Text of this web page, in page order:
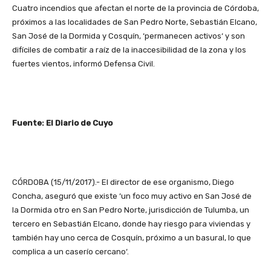
Cuatro incendios que afectan el norte de la provincia de Córdoba,
próximos a las localidades de San Pedro Norte, Sebastián Elcano,
San José de la Dormida y Cosquín, ‘permanecen activos‘ y son
difíciles de combatir a raíz de la inaccesibilidad de la zona y los
fuertes vientos, informó Defensa Civil.
Fuente: El Diario de Cuyo
CÓRDOBA (15/11/2017).- El director de ese organismo, Diego
Concha, aseguró que existe ‘un foco muy activo en San José de
la Dormida otro en San Pedro Norte, jurisdicción de Tulumba, un
tercero en Sebastián Elcano, donde hay riesgo para viviendas y
también hay uno cerca de Cosquín, próximo a un basural, lo que
complica a un caserío cercano‘.